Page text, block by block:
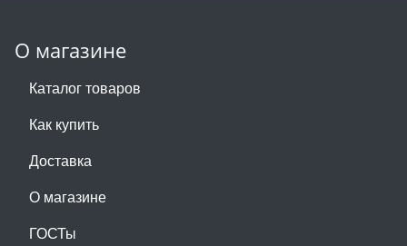
О магазине
Каталог товаров
Как купить
Доставка
О магазине
ГОСТы